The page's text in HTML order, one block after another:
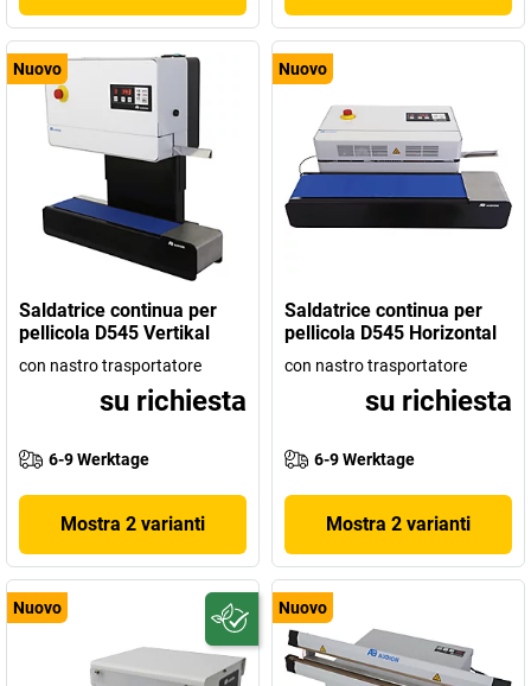
Nuovo
Saldatrice continua per
pellicola D545 Vertikal
con nastro trasportatore
su richiesta
6-9 Werktage
Mostra 2 varianti
Nuovo
Saldatrice continua per
pellicola D545 Horizontal
con nastro trasportatore
su richiesta
6-9 Werktage
Mostra 2 varianti
Nuovo Nuovo